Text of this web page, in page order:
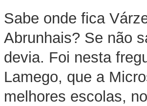
Sabe onde fica
Abrunhais? Se não
devia. Foi nesta
Lamego, que a
melhores escolas,